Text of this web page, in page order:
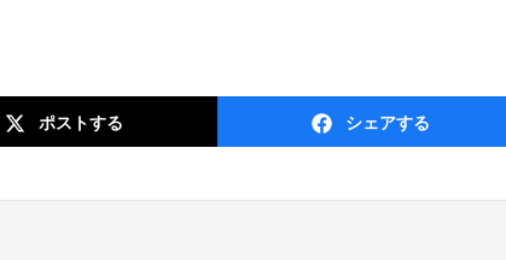
ポストする シェアする